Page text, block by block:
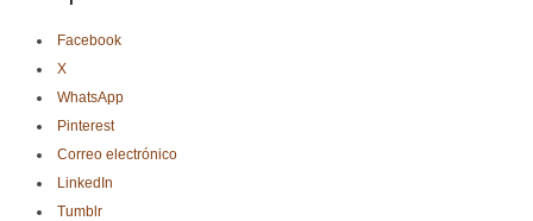
Facebook
X
WhatsApp
Pinterest
Correo electrónico
LinkedIn
Tumblr